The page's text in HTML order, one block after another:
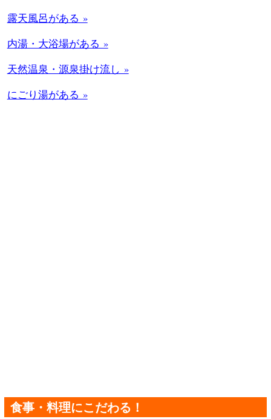
露天風呂がある »
内湯・大浴場がある »
天然温泉・源泉掛け流し »
にごり湯がある »
食事・料理にこだわる！